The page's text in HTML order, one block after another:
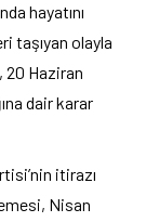
hayatını
taşıyan olayla
20 Haziran
dair karar
itirazı
Nisan